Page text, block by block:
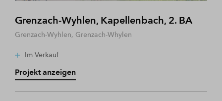
Grenzach-Wyhlen, Kapellenbach, 2. BA
Grenzach-Wyhlen, Grenzach-Whylen
Im Verkauf
Projekt anzeigen